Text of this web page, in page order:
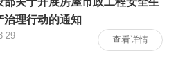
治理行动的通知
29 查看详情